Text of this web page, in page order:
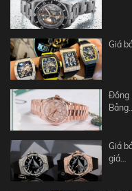
Giá
Đồng
Giá
giá…